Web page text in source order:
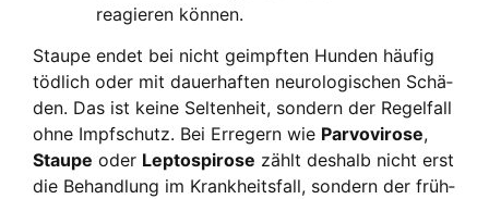
reagie­ren kön­nen.
Stau­pe endet bei nicht geimpf­ten Hun­den häu­fig
töd­lich oder mit dau­er­haf­ten neu­ro­lo­gi­schen Schä­
den. Das ist kei­ne Sel­ten­heit, son­dern der Regel­fall
ohne Impf­schutz. Bei Erre­gern wie Par­vo­vi­ro­se,
Stau­pe oder Lep­tos­pi­ro­se zählt des­halb nicht erst
die Behand­lung im Krank­heits­fall, son­dern der früh­